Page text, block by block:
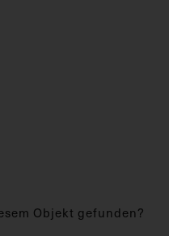
Objekt gefunden?